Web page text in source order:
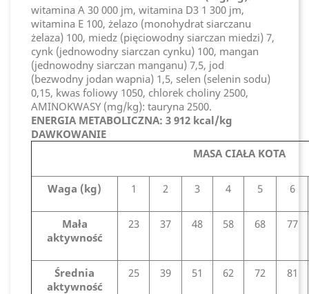
witamina A 30 000 jm, witamina D3 1 300 jm,
witamina E 100, żelazo (monohydrat siarczanu
żelaza) 100, miedz (pięciowodny siarczan miedzi) 7,
cynk (jednowodny siarczan cynku) 100, mangan
(jednowodny siarczan manganu) 7,5, jod
(bezwodny jodan wapnia) 1,5, selen (selenin sodu)
0,15, kwas foliowy 1050, chlorek choliny 2500,
AMINOKWASY (mg/kg): tauryna 2500.
ENERGIA METABOLICZNA: 3 912 kcal/kg
DAWKOWANIE
MASA CIAŁA KOTA
Waga (kg) 1 2 3 4 5 6
Mała
aktywność
23 37 48 58 68 77
Średnia
aktywność
25 39 51 62 72 81